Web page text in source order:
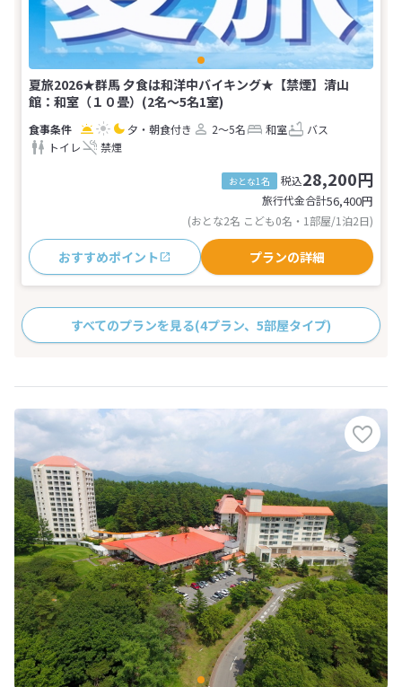
夏旅2026★群馬 夕食は和洋中バイキング★【禁煙】清山
館：和室（１０畳）(2名～5名1室)
夕・朝食付き 2～5名 和室
バス
トイレ
禁煙
おとな1名 税込28,200円
旅行代金合計56,400円
(おとな2名 こども0名・1部屋/1泊2日)
おすすめポイント プランの詳細
すべてのプランを見る(4プラン、5部屋タイプ)